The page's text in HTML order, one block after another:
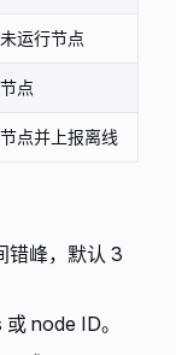
运行节点
点
点并上报离线
错峰，默认 3
node ID。